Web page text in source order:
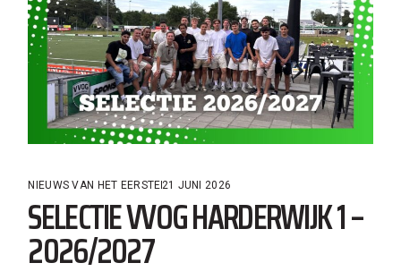
NIEUWS VAN HET EERSTE21 JUNI 2026
SELECTIE VVOG HARDERWIJK 1 –
2026/2027